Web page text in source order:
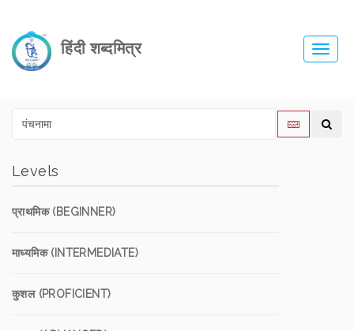
हिंदी शब्दमित्र
Levels
प्राथमिक (BEGINNER)
माध्यमिक (INTERMEDIATE)
कुशल (PROFICIENT)